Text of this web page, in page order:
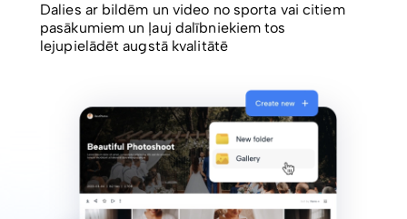
Dalies ar bildēm un video no sporta vai citiem
pasākumiem un ļauj dalībniekiem tos
lejupielādēt augstā kvalitātē